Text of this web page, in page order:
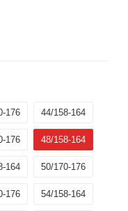
176 44/158-164
176 48/158-164
164 50/170-176
176 54/158-164